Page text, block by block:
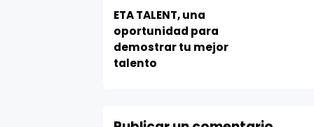
ETA TALENT, una
oportunidad para
demostrar tu mejor
talento